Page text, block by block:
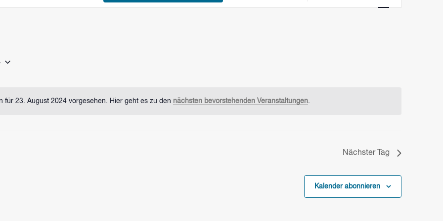
Hinweis
für 23. August 2024 vorgesehen. Hier geht es zu den nächsten bevorstehenden Veranstaltungen.
NAVIGATION
Nächster Tag
Kalender abonnieren